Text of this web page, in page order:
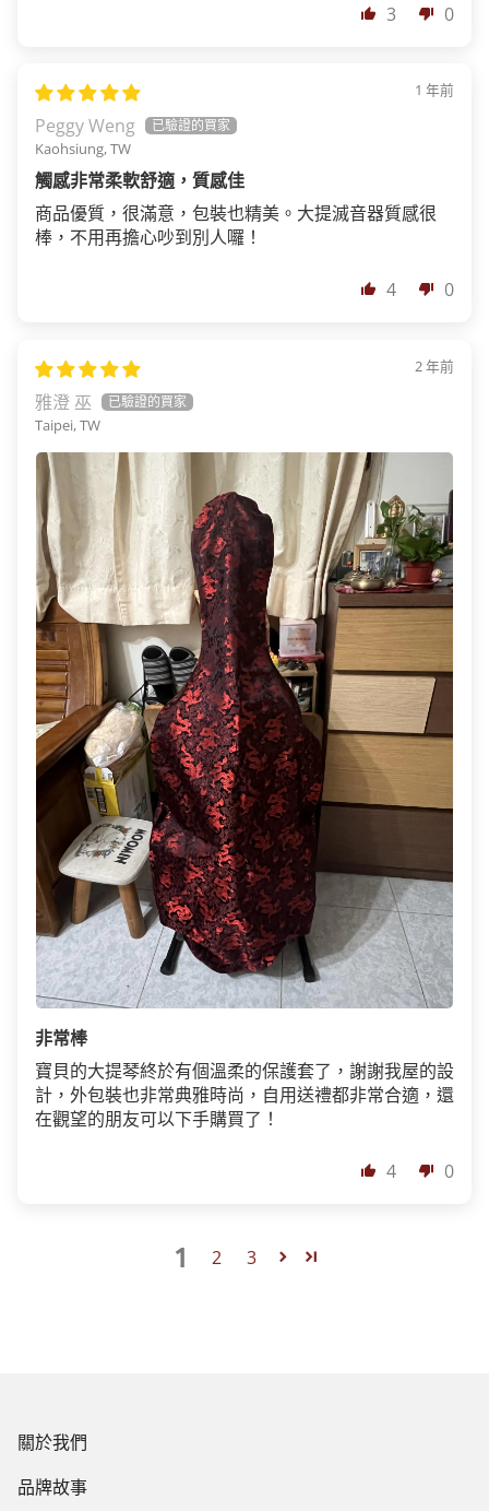
3 0
1 年前
Peggy Weng
Kaohsiung, TW
觸感非常柔軟舒適，質感佳
商品優質，很滿意，包裝也精美。大提滅音器質感很
棒，不用再擔心吵到別人囉！
4 0
2 年前
雅澄 巫
Taipei, TW
非常棒
寶貝的大提琴終於有個溫柔的保護套了，謝謝我屋的設
計，外包裝也非常典雅時尚，自用送禮都非常合適，還
在觀望的朋友可以下手購買了！
4 0
1 2 3
關於我們
品牌故事